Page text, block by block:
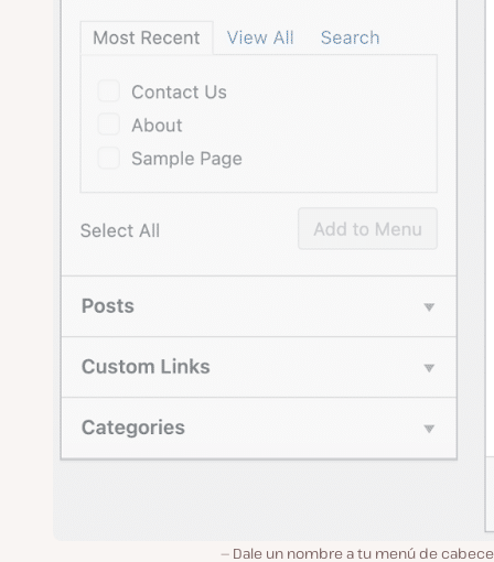
Dale un nombre a tu menú de